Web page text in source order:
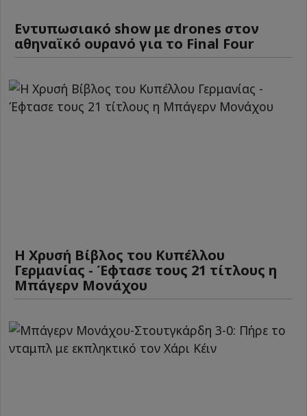
Εντυπωσιακό show με drones στον
αθηναϊκό ουρανό για το Final Four
Η Χρυσή Βίβλος του Κυπέλλου
Γερμανίας - Έφτασε τους 21 τίτλους η
Μπάγερν Μονάχου